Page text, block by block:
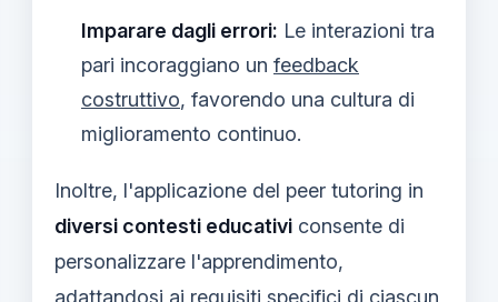
Imparare dagli errori: Le interazioni tra
pari incoraggiano un feedback
costruttivo, favorendo una cultura di
miglioramento continuo.
Inoltre, l'applicazione del peer tutoring in
diversi contesti educativi consente di
personalizzare l'apprendimento,
adattandosi ai requisiti specifici di ciascun